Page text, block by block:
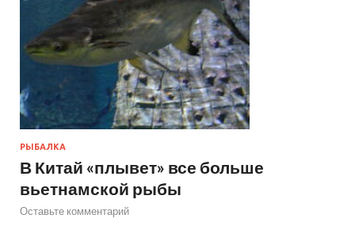
РЫБАЛКА
В Китай «плывет» все больше
вьетнамской рыбы
Оставьте комментарий